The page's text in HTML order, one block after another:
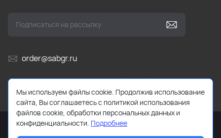
order@sabgr.ru
Ежедневно с 10:00 до 19:00 (МСК)
Мы используем файлы cookie. Продолжив использование
сайта, Вы соглашаетесь с политикой использования
файлов cookie, обработки персональных данных и
конфиденциальности. Подробнее